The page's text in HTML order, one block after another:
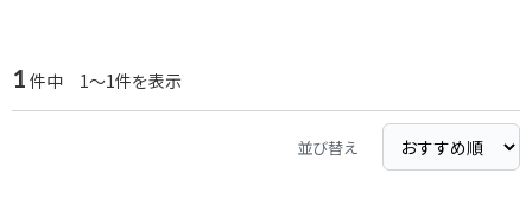
1 件中 1～1件を表示
並び替え